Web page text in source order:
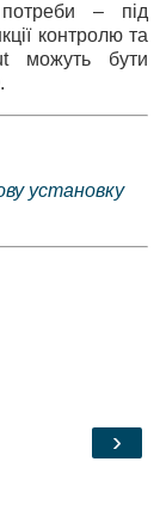
– під
контролю та
можуть бути
установку
›